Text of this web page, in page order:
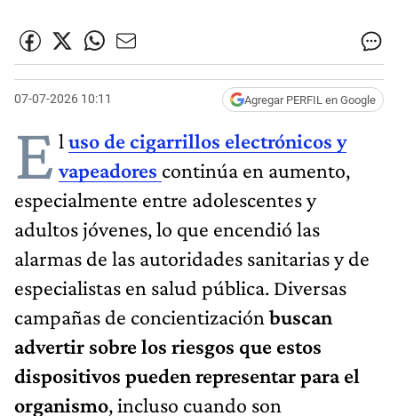
07-07-2026 10:11 Agregar PERFIL en Google
E l uso de cigarrillos electrónicos y
vapeadores continúa en aumento,
especialmente entre adolescentes y
adultos jóvenes, lo que encendió las
alarmas de las autoridades sanitarias y de
especialistas en salud pública. Diversas
campañas de concientización buscan
advertir sobre los riesgos que estos
dispositivos pueden representar para el
organismo, incluso cuando son